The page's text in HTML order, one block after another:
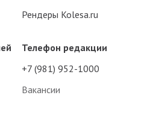
Телефон редакции
+7 (981) 952-1000
Вакансии
Рендеры Kolesa.ru